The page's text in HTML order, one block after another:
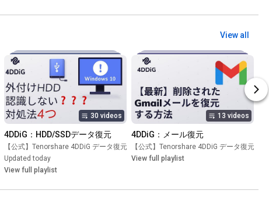
View all
Playlist
30 videos
4DDiG：HDD/SSDデータ復元
【公式】Tenorshare 4DDiG データ復元
Playlist
Updated today
View full playlist
13 videos
4DDiG：メール復元
【公式】Tenorshare 4DDiG データ復元
View full playlist